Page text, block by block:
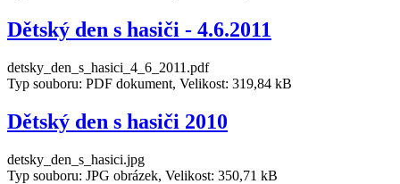
Dětský den s hasiči - 4.6.2011
detsky_den_s_hasici_4_6_2011.pdf
Typ souboru: PDF dokument, Velikost: 319,84 kB
Dětský den s hasiči 2010
detsky_den_s_hasici.jpg
Typ souboru: JPG obrázek, Velikost: 350,71 kB